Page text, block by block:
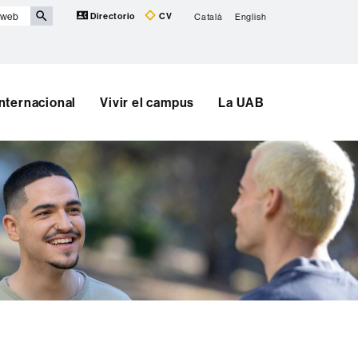
Directorio CV Català English
Vivir el campus La UAB